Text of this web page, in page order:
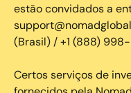
estão convidados a
(Brasil) / +1 (888) 998-
Certos serviços de